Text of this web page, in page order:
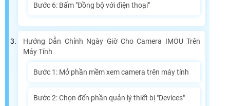
Bước 6: Bấm "Đồng bộ với điện thoại"
Hướng Dẫn Chỉnh Ngày Giờ Cho Camera IMOU Trên
Máy Tính
Bước 1: Mở phần mềm xem camera trên máy tính
Bước 2: Chọn đến phần quản lý thiết bị "Devices"